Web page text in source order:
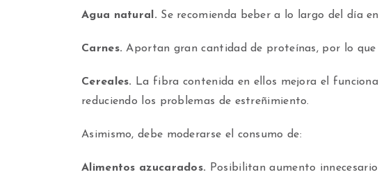
Agua natural. Se recomienda beber a lo largo del día
Carnes. Aportan gran cantidad de proteínas, por lo que
Cereales.
La fibra contenida en ellos mejora el
reduciendo los problemas de estreñimiento.
Asimismo, debe moderarse el consumo de:
Alimentos azucarados. Posibilitan aumento